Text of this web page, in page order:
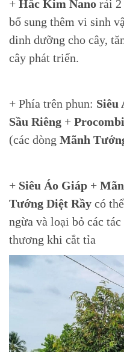
+ Hắc Kim Nano rải 2
bổ sung thêm vi sinh
dinh dưỡng cho cây,
cây phát triển.
+ Phía trên phun: Siêu
Sầu Riêng +
(các dòng Mãnh
+ Siêu Áo Giáp +
Tướng Diệt Rầy có
ngừa và loại bỏ các
thương khi cắt tỉa